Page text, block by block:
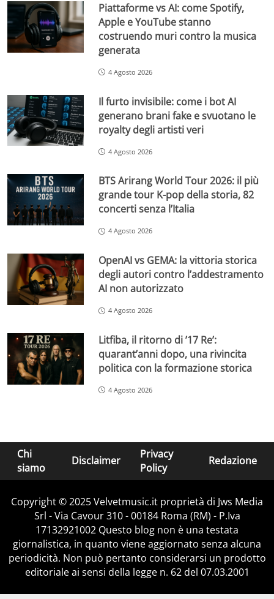
Piattaforme vs AI: come Spotify,
Apple e YouTube stanno
costruendo muri contro la musica
generata
4 Agosto 2026
Il furto invisibile: come i bot AI
generano brani fake e svuotano le
royalty degli artisti veri
4 Agosto 2026
BTS Arirang World Tour 2026: il più
grande tour K-pop della storia, 82
concerti senza l’Italia
4 Agosto 2026
OpenAI vs GEMA: la vittoria storica
degli autori contro l’addestramento
AI non autorizzato
4 Agosto 2026
Litfiba, il ritorno di ’17 Re’:
quarant’anni dopo, una rivincita
politica con la formazione storica
4 Agosto 2026
Chi
siamo
Disclaimer
Privacy
Policy
Redazione
Copyright © 2025 Velvetmusic.it proprietà di Jws Media
Srl - Via Cavour 310 - 00184 Roma (RM) - P.Iva
17132921002 Questo blog non è una testata
giornalistica, in quanto viene aggiornato senza alcuna
periodicità. Non può pertanto considerarsi un prodotto
editoriale ai sensi della legge n. 62 del 07.03.2001